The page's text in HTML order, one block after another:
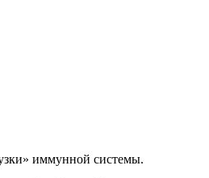
иммунной системы.